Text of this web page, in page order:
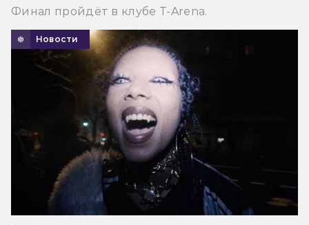
Финал пройдёт в клубе T-Arena.
Новости